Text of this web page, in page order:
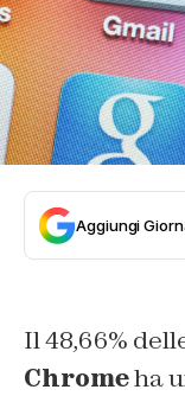
Aggiungi
Il 48,66%
Chromeha